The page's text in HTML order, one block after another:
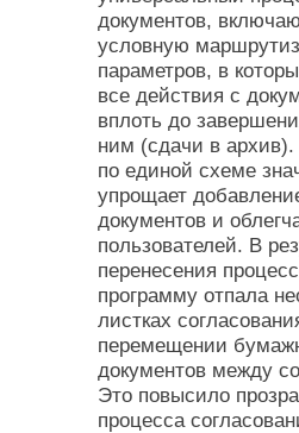
документов,
условную
параметров, в
все действия с
вплоть до
ним (сдачи в архив).
по единой схеме
упрощает
документов и
пользователей. В
перенесения
программу отпала
листках
перемещении
документов между
Это повысило
процесса